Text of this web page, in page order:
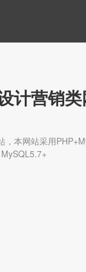
计营销
，本网站采用